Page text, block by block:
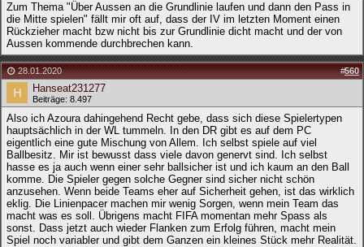
Zum Thema "Über Aussen an die Grundlinie laufen und dann den Pass in
die Mitte spielen" fällt mir oft auf, dass der IV im letzten Moment einen
Rückzieher macht bzw nicht bis zur Grundlinie dicht macht und der von
Aussen kommende durchbrechen kann.
28.01.2020 #560
Hanseat231277
Beiträge: 8.497
Also ich Azoura dahingehend Recht gebe, dass sich diese Spielertypen
hauptsächlich in der WL tummeln. In den DR gibt es auf dem PC
eigentlich eine gute Mischung von Allem. Ich selbst spiele auf viel
Ballbesitz. Mir ist bewusst dass viele davon genervt sind. Ich selbst
hasse es ja auch wenn einer sehr ballsicher ist und ich kaum an den Ball
komme. Die Spieler gegen solche Gegner sind sicher nicht schön
anzusehen. Wenn beide Teams eher auf Sicherheit gehen, ist das wirklich
eklig. Die Linienpacer machen mir wenig Sorgen, wenn mein Team das
macht was es soll. Übrigens macht FIFA momentan mehr Spass als
sonst. Dass jetzt auch wieder Flanken zum Erfolg führen, macht mein
Spiel noch variabler und gibt dem Ganzen ein kleines Stück mehr Realität.